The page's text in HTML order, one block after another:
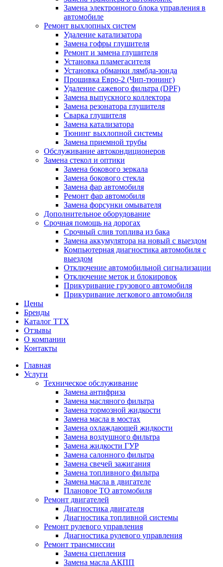
Замена электронного блока управления в
автомобиле
Ремонт выхлопных систем
Удаление катализатора
Замена гофры глушителя
Ремонт и замена глушителя
Установка пламегасителя
Установка обманки лямбда-зонда
Прошивка Евро-2 (Чип-тюнинг)
Удаление сажевого фильтра (DPF)
Замена выпускного коллектора
Замена резонатора глушителя
Сварка глушителя
Замена катализатора
Тюнинг выхлопной системы
Замена приемной трубы
Обслуживание автокондиционеров
Замена стекол и оптики
Замена бокового зеркала
Замена бокового стекла
Замена фар автомобиля
Ремонт фар автомобиля
Замена форсунки омывателя
Дополнительное оборудование
Срочная помощь на дорогах
Срочный слив топлива из бака
Замена аккумулятора на новый с выездом
Компьютерная диагностика автомобиля с
выездом
Отключение автомобильной сигнализации
Отключение меток и блокировок
Прикуривание грузового автомобиля
Прикуривание легкового автомобиля
Цены
Бренды
Каталог ТТХ
Отзывы
О компании
Контакты
Главная
Услуги
Техническое обслуживание
Замена антифриза
Замена масляного фильтра
Замена тормозной жидкости
Замена масла в мостах
Замена охлаждающей жидкости
Замена воздушного фильтра
Замена жидкости ГУР
Замена салонного фильтра
Замена свечей зажигания
Замена топливного фильтра
Замена масла в двигателе
Плановое ТО автомобиля
Ремонт двигателей
Диагностика двигателя
Диагностика топливной системы
Ремонт рулевого управления
Диагностика рулевого управления
Ремонт трансмиссии
Замена сцепления
Замена масла АКПП